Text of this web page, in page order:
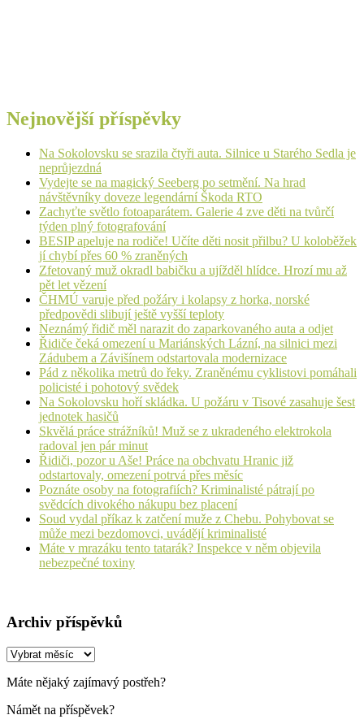
Nejnovější příspěvky
Na Sokolovsku se srazila čtyři auta. Silnice u Starého Sedla je
neprůjezdná
Vydejte se na magický Seeberg po setmění. Na hrad
návštěvníky doveze legendární Škoda RTO
Zachyťte světlo fotoaparátem. Galerie 4 zve děti na tvůrčí
týden plný fotografování
BESIP apeluje na rodiče! Učíte děti nosit přilbu? U koloběžek
jí chybí přes 60 % zraněných
Zfetovaný muž okradl babičku a ujížděl hlídce. Hrozí mu až
pět let vězení
ČHMÚ varuje před požáry i kolapsy z horka, norské
předpovědi slibují ještě vyšší teploty
Neznámý řidič měl narazit do zaparkovaného auta a odjet
Řidiče čeká omezení u Mariánských Lázní, na silnici mezi
Zádubem a Závišínem odstartovala modernizace
Pád z několika metrů do řeky. Zraněnému cyklistovi pomáhali
policisté i pohotový svědek
Na Sokolovsku hoří skládka. U požáru v Tisové zasahuje šest
jednotek hasičů
Skvělá práce strážníků! Muž se z ukradeného elektrokola
radoval jen pár minut
Řidiči, pozor u Aše! Práce na obchvatu Hranic již
odstartovaly, omezení potrvá přes měsíc
Poznáte osoby na fotografiích? Kriminalisté pátrají po
svědcích divokého nákupu bez placení
Soud vydal příkaz k zatčení muže z Chebu. Pohybovat se
může mezi bezdomovci, uvádějí kriminalisté
Máte v mrazáku tento tatarák? Inspekce v něm objevila
nebezpečné toxiny
Archiv příspěvků
Archiv
Máte nějaký zajímavý postřeh?
Námět na příspěvek?